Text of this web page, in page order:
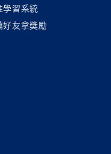
學習系統
好友拿獎勵